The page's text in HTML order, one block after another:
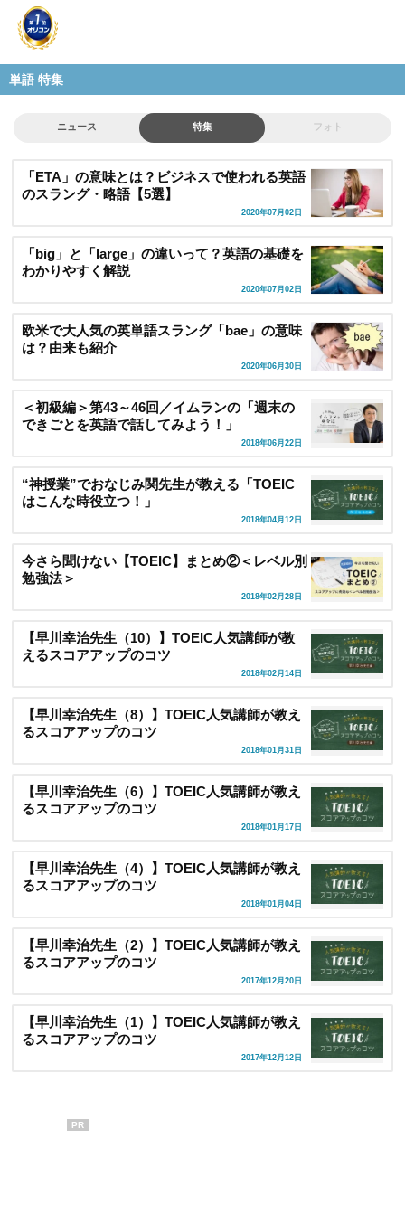
単語 特集
ニュース 特集 フォト
「ETA」の意味とは？ビジネスで使われる英語
のスラング・略語【5選】
2020年07月02日
「big」と「large」の違いって？英語の基礎を
わかりやすく解説
2020年07月02日
欧米で大人気の英単語スラング「bae」の意味
は？由来も紹介
2020年06月30日
＜初級編＞第43～46回／イムランの「週末の
できごとを英語で話してみよう！」
2018年06月22日
“神授業”でおなじみ関先生が教える「TOEIC
はこんな時役立つ！」
2018年04月12日
今さら聞けない【TOEIC】まとめ②＜レベル別
勉強法＞
2018年02月28日
【早川幸治先生（10）】TOEIC人気講師が教
えるスコアアップのコツ
2018年02月14日
【早川幸治先生（8）】TOEIC人気講師が教え
るスコアアップのコツ
2018年01月31日
【早川幸治先生（6）】TOEIC人気講師が教え
るスコアアップのコツ
2018年01月17日
【早川幸治先生（4）】TOEIC人気講師が教え
るスコアアップのコツ
2018年01月04日
【早川幸治先生（2）】TOEIC人気講師が教え
るスコアアップのコツ
2017年12月20日
【早川幸治先生（1）】TOEIC人気講師が教え
るスコアアップのコツ
2017年12月12日
PR